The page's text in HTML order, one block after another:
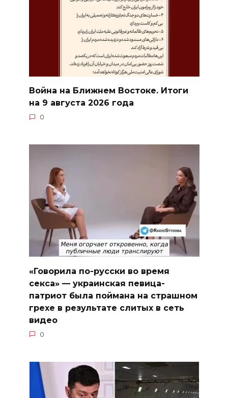
Война на Ближнем Востоке. Итоги
на 9 августа 2026 года
0
«Говорила по-русски во время
секса» — украинская певица-
патриот была поймана на страшном
грехе в результате слитых в сеть
видео
0